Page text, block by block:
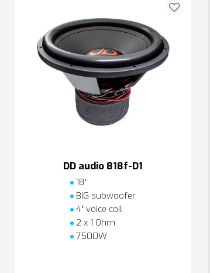
DD audio 818f-D1
18″
BIG subwoofer
4″ voice coil
2 x 1 Ohm
7500W